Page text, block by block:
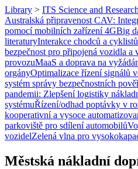
Library > ITS Science and
Australská připravenost CAV:
pomocí mobilních zařízení 4GBig
literaturyInterakce chodců a
bezpečnost pro připojená vozidla a
provozuMaaS a doprava na
orgányOptimalizace řízení signálů
systém správy bezpečnostních
pandemii: Zlepšení logistiky
systémuŘízení/odhad poptávky v
kooperativní a vysoce
parkoviště pro sdílení automobilů
vozidelZelená vlna pro
Městská nákladní